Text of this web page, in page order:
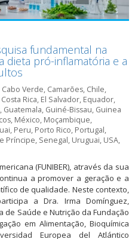
fundamental na
dieta pró-inflamatória e a
Cabo Verde, Camarões, Chile,
Costa Rica, El Salvador, Equador,
, Guatemala, Guiné-Bissau, Guinea
, México, Moçambique,
, Peru, Porto Rico, Portugal,
Príncipe, Senegal, Uruguai, USA,
(FUNIBER), através da sua
a promover a geração e a
de qualidade. Neste contexto,
a Dra. Irma Domínguez,
Saúde e Nutrição da Fundação
em Alimentação, Bioquímica
Europea del Atlántico